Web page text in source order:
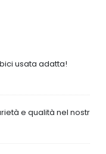
usata adatta!
e qualità nel nostro